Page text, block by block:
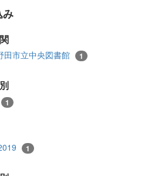
み
田市立中央図書館 1
1
1